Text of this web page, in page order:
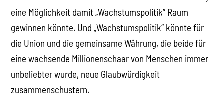
eine Möglichkeit damit „Wachstumspolitik“ Raum
gewinnen könnte. Und „Wachstumspolitik“ könnte für
die Union und die gemeinsame Währung, die beide für
eine wachsende Millionenschaar von Menschen immer
unbeliebter wurde, neue Glaubwürdigkeit
zusammenschustern.